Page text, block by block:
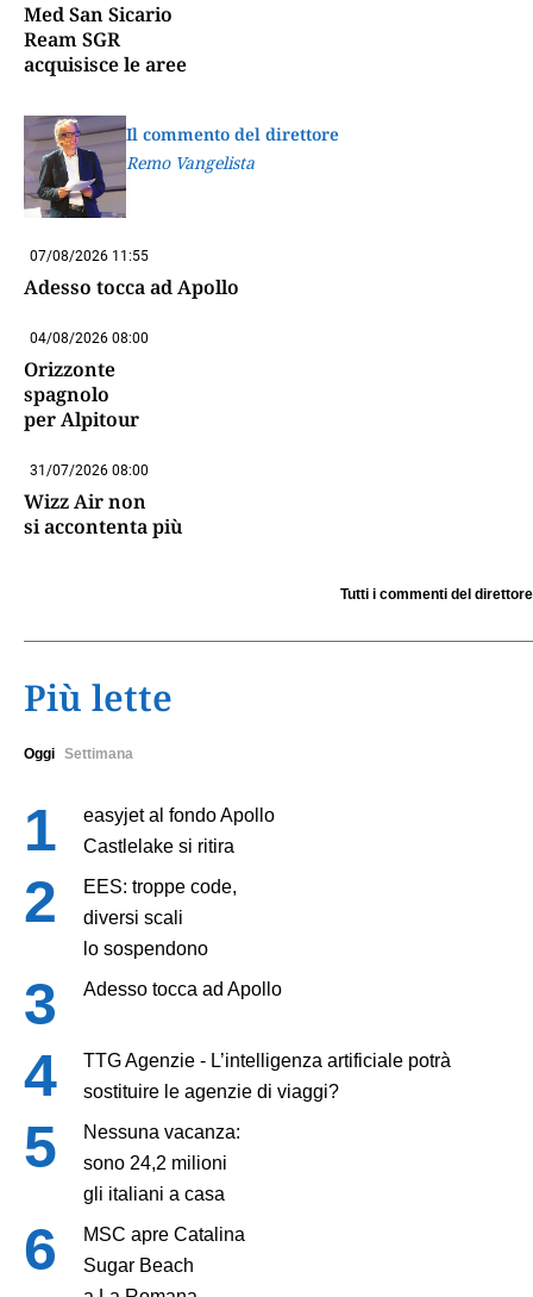
Med San Sicario
Ream SGR
acquisisce le aree
Il commento del direttore
Remo Vangelista
07/08/2026 11:55
Adesso tocca ad Apollo
04/08/2026 08:00
Orizzonte
spagnolo
per Alpitour
31/07/2026 08:00
Wizz Air non
si accontenta più
Tutti i commenti del direttore
Più lette
Oggi Settimana
easyjet al fondo Apollo
Castlelake si ritira
EES: troppe code,
diversi scali
lo sospendono
Adesso tocca ad Apollo
TTG Agenzie - L’intelligenza artificiale potrà
sostituire le agenzie di viaggi?
Nessuna vacanza:
sono 24,2 milioni
gli italiani a casa
MSC apre Catalina
Sugar Beach